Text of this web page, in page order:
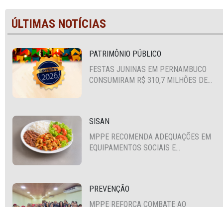
ÚLTIMAS NOTÍCIAS
PATRIMÔNIO PÚBLICO
FESTAS JUNINAS EM PERNAMBUCO
CONSUMIRAM R$ 310,7 MILHÕES DE
SISAN
MPPE RECOMENDA ADEQUAÇÕES EM
EQUIPAMENTOS SOCIAIS E
PREVENÇÃO
MPPE REFORÇA COMBATE AO